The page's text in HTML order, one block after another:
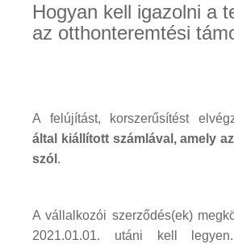
Hogyan kell igazolni a
az otthonteremtési
A felújítást, korszerűsítést
által kiállított számlával, amely
szól .
A vállalkozói szerződés(ek)
2021.01.01. utáni kell